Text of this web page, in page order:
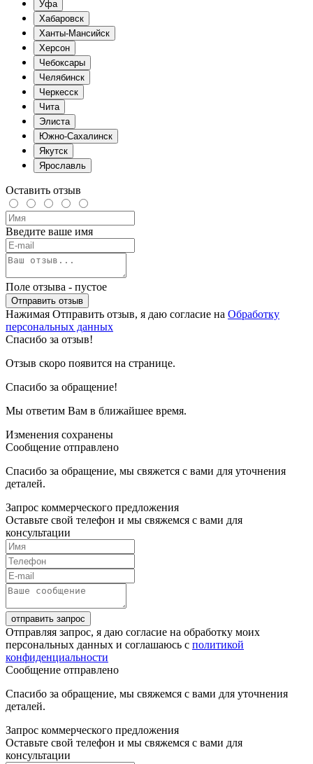
Уфа
Хабаровск
Ханты-Мансийск
Херсон
Чебоксары
Челябинск
Черкесск
Чита
Элиста
Южно-Сахалинск
Якутск
Ярославль
Оставить отзыв
Введите ваше имя
Поле отзыва - пустое
Отправить отзыв
Нажимая Отправить отзыв, я даю согласие на Обработку
персональных данных
Спасибо за отзыв!
Отзыв скоро появится на странице.
Спасибо за обращение!
Мы ответим Вам в ближайшее время.
Изменения сохранены
Сообщение отправлено
Спасибо за обращение, мы свяжется с вами для уточнения
деталей.
Запрос коммерческого предложения
Оставьте свой телефон и мы свяжемся с вами для
консультации
отправить запрос
Отправляя запрос, я даю согласие на обработку моих
персональных данных и соглашаюсь с политикой
конфиденциальности
Сообщение отправлено
Спасибо за обращение, мы свяжемся с вами для уточнения
деталей.
Запрос коммерческого предложения
Оставьте свой телефон и мы свяжемся с вами для
консультации